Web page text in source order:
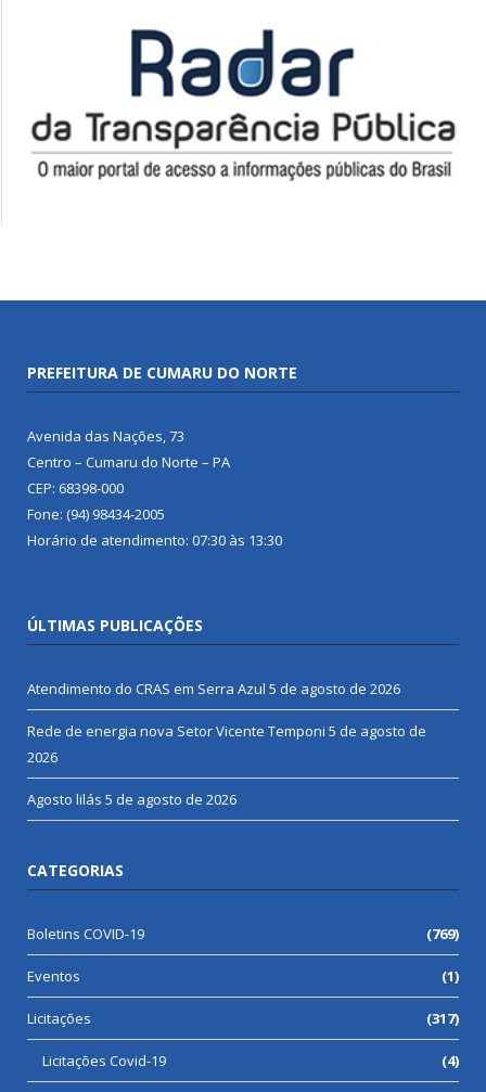
PREFEITURA DE CUMARU DO NORTE
Avenida das Nações, 73
Centro – Cumaru do Norte – PA
CEP: 68398-000
Fone: (94) 98434-2005
Horário de atendimento: 07:30 às 13:30
ÚLTIMAS PUBLICAÇÕES
Atendimento do CRAS em Serra Azul 5 de agosto de 2026
Rede de energia nova Setor Vicente Temponi 5 de agosto de
2026
Agosto lilás 5 de agosto de 2026
CATEGORIAS
Boletins COVID-19 (769)
Eventos (1)
Licitações (317)
Licitações Covid-19 (4)